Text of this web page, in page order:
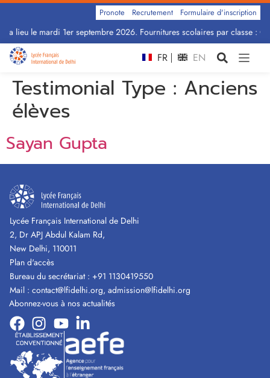
lieu le mardi 1er septembre 2026. Fournitures scolaires par classe :
Pronote Recrutement Formulaire d'inscription
FR EN
Testimonial Type : Anciens
élèves
Sayan Gupta
Lycée Français International de Delhi
2, Dr APJ Abdul Kalam Rd,
New Delhi, 110011
Plan d'accès
Bureau du secrétariat : +91 1130419550
Mail : contact@lfidelhi.org, admission@lfidelhi.org
Abonnez-vous à nos actualités